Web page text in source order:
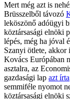
Mert még azt is
Brüsszelből távozó
leköszönő adóügyi
köztársasági elnöki
lépés, még ha jóval
Szanyi ötlete, akkor
Kovács Európában
asztalra, az
gazdasági lap azt írta
semmiféle nyomot
köztársasági elnöki